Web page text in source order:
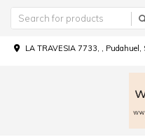
LA TRAVESIA 7733, , Pudahuel,